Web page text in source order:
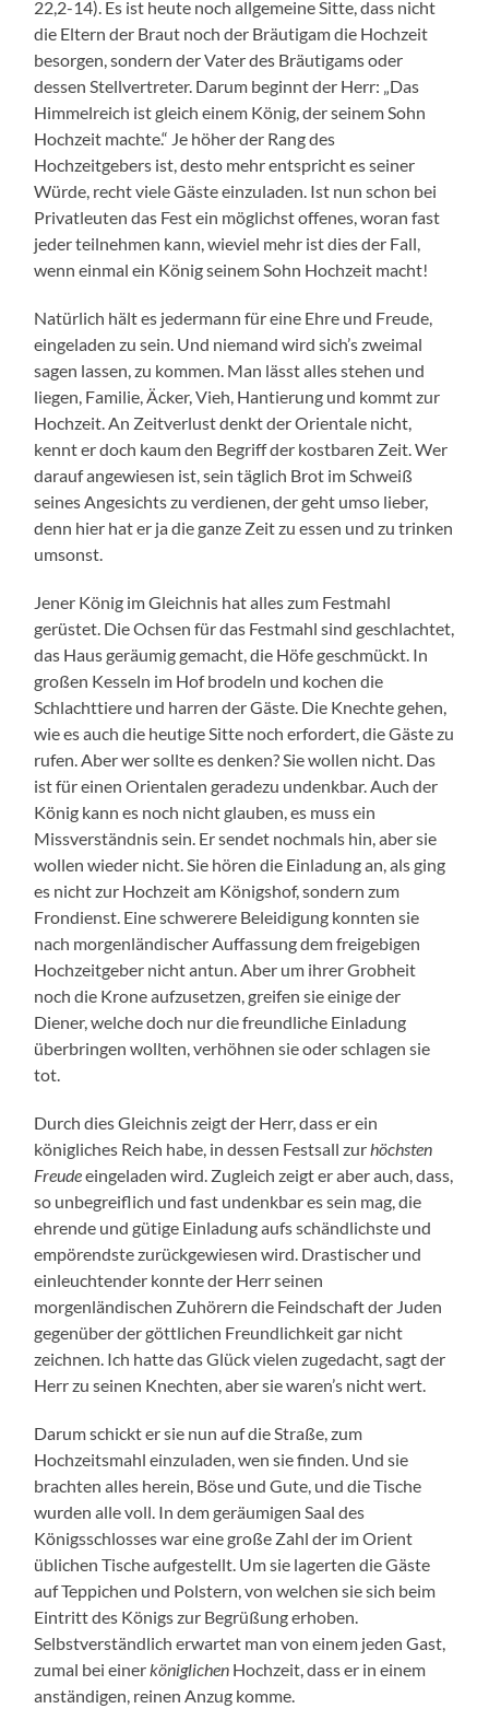
22,2-14). Es ist heute noch allgemeine Sitte, dass nicht
die Eltern der Braut noch der Bräutigam die Hochzeit
besorgen, sondern der Vater des Bräutigams oder
dessen Stellvertreter. Darum beginnt der Herr: „Das
Himmelreich ist gleich einem König, der seinem Sohn
Hochzeit machte.“ Je höher der Rang des
Hochzeitgebers ist, desto mehr entspricht es seiner
Würde, recht viele Gäste einzuladen. Ist nun schon bei
Privatleuten das Fest ein möglichst offenes, woran fast
jeder teilnehmen kann, wieviel mehr ist dies der Fall,
wenn einmal ein König seinem Sohn Hochzeit macht!
Natürlich hält es jedermann für eine Ehre und Freude,
eingeladen zu sein. Und niemand wird sich’s zweimal
sagen lassen, zu kommen. Man lässt alles stehen und
liegen, Familie, Äcker, Vieh, Hantierung und kommt zur
Hochzeit. An Zeitverlust denkt der Orientale nicht,
kennt er doch kaum den Begriff der kostbaren Zeit. Wer
darauf angewiesen ist, sein täglich Brot im Schweiß
seines Angesichts zu verdienen, der geht umso lieber,
denn hier hat er ja die ganze Zeit zu essen und zu trinken
umsonst.
Jener König im Gleichnis hat alles zum Festmahl
gerüstet. Die Ochsen für das Festmahl sind geschlachtet,
das Haus geräumig gemacht, die Höfe geschmückt. In
großen Kesseln im Hof brodeln und kochen die
Schlachttiere und harren der Gäste. Die Knechte gehen,
wie es auch die heutige Sitte noch erfordert, die Gäste zu
rufen. Aber wer sollte es denken? Sie wollen nicht. Das
ist für einen Orientalen geradezu undenkbar. Auch der
König kann es noch nicht glauben, es muss ein
Missverständnis sein. Er sendet nochmals hin, aber sie
wollen wieder nicht. Sie hören die Einladung an, als ging
es nicht zur Hochzeit am Königshof, sondern zum
Frondienst. Eine schwerere Beleidigung konnten sie
nach morgenländischer Auffassung dem freigebigen
Hochzeitgeber nicht antun. Aber um ihrer Grobheit
noch die Krone aufzusetzen, greifen sie einige der
Diener, welche doch nur die freundliche Einladung
überbringen wollten, verhöhnen sie oder schlagen sie
tot.
Durch dies Gleichnis zeigt der Herr, dass er ein
königliches Reich habe, in dessen Festsall zurhöchsten
Freudeeingeladen wird. Zugleich zeigt er aber auch, dass,
so unbegreiflich und fast undenkbar es sein mag, die
ehrende und gütige Einladung aufs schändlichste und
empörendste zurückgewiesen wird. Drastischer und
einleuchtender konnte der Herr seinen
morgenländischen Zuhörern die Feindschaft der Juden
gegenüber der göttlichen Freundlichkeit gar nicht
zeichnen. Ich hatte das Glück vielen zugedacht, sagt der
Herr zu seinen Knechten, aber sie waren’s nicht wert.
Darum schickt er sie nun auf die Straße, zum
Hochzeitsmahl einzuladen, wen sie finden. Und sie
brachten alles herein, Böse und Gute, und die Tische
wurden alle voll. In dem geräumigen Saal des
Königsschlosses war eine große Zahl der im Orient
üblichen Tische aufgestellt. Um sie lagerten die Gäste
auf Teppichen und Polstern, von welchen sie sich beim
Eintritt des Königs zur Begrüßung erhoben.
Selbstverständlich erwartet man von einem jeden Gast,
zumal bei einerköniglichen Hochzeit, dass er in einem
anständigen, reinen Anzug komme.